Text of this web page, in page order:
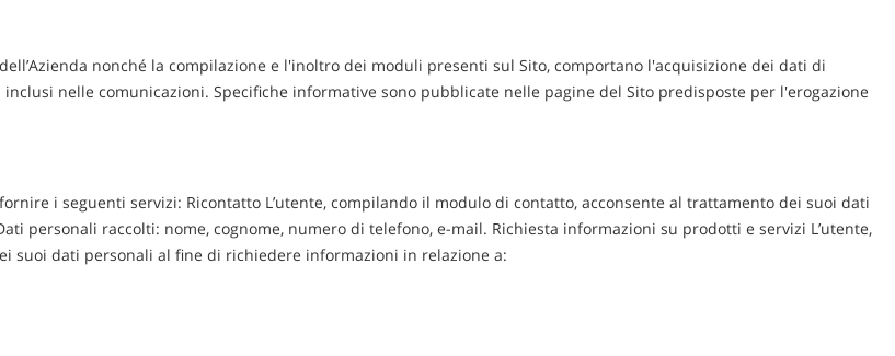
nonché la compilazione e l'inoltro dei moduli presenti sul Sito, comportano l'acquisizione dei dati di
nelle comunicazioni. Specifiche informative sono pubblicate nelle pagine del Sito predisposte per l'erogazione
i seguenti servizi: Ricontatto L’utente, compilando il modulo di contatto, acconsente al trattamento dei suoi dati
personali raccolti: nome, cognome, numero di telefono, e-mail. Richiesta informazioni su prodotti e servizi L’utente,
suoi dati personali al fine di richiedere informazioni in relazione a: